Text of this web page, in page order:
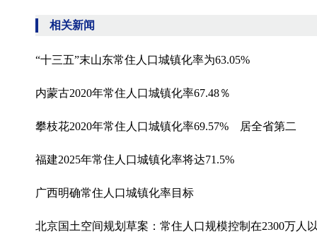
相关新闻
“十三五”末山东常住人口城镇化率为63.05%
内蒙古2020年常住人口城镇化率67.48％
攀枝花2020年常住人口城镇化率69.57% 居全省第二
福建2025年常住人口城镇化率将达71.5%
广西明确常住人口城镇化率目标
北京国土空间规划草案：常住人口规模控制在2300万人